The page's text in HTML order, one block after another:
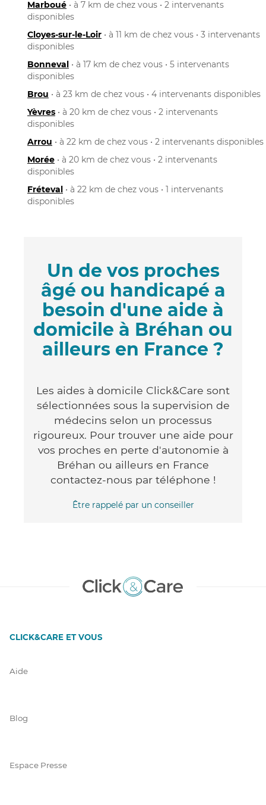
Marboué • à 7 km de chez vous • 2 intervenants
disponibles
Cloyes-sur-le-Loir • à 11 km de chez vous • 3 intervenants
disponibles
Bonneval • à 17 km de chez vous • 5 intervenants
disponibles
Brou • à 23 km de chez vous • 4 intervenants disponibles
Yèvres • à 20 km de chez vous • 2 intervenants
disponibles
Arrou • à 22 km de chez vous • 2 intervenants disponibles
Morée • à 20 km de chez vous • 2 intervenants
disponibles
Fréteval • à 22 km de chez vous • 1 intervenants
disponibles
Un de vos proches
âgé ou handicapé a
besoin d'une aide à
domicile à Bréhan ou
ailleurs en France ?
Les aides à domicile Click&Care sont
sélectionnées sous la supervision de
médecins selon un processus
rigoureux. Pour trouver une aide pour
vos proches en perte d'autonomie à
Bréhan ou ailleurs en France
contactez-nous par téléphone !
Être rappelé par un conseiller
CLICK&CARE ET VOUS
Aide
Blog
Espace Presse